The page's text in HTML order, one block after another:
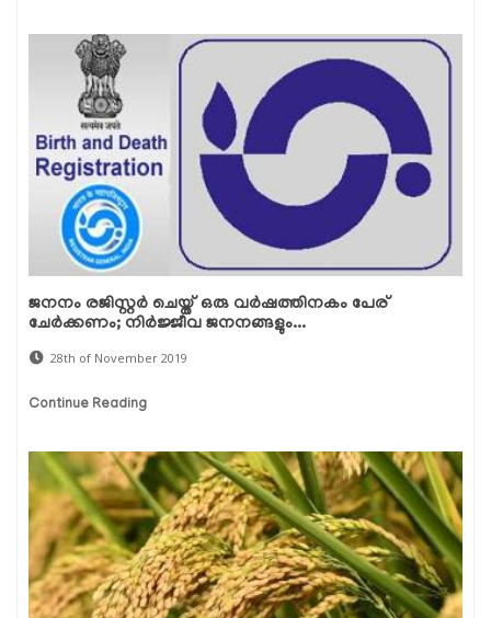
ജനനം രജിസ്റ്റര്‍ ചെയ്ത് ഒരു വര്‍ഷത്തിനകം പേര്
ചേര്‍ക്കണം; നിര്‍ജ്ജീവ ജനനങ്ങളും...
28th of November 2019
Continue Reading